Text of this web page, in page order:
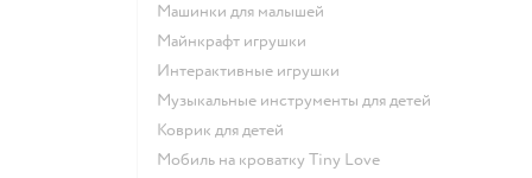
Машинки для малышей
Майнкрафт игрушки
Интерактивные игрушки
Музыкальные инструменты для детей
Коврик для детей
Мобиль на кроватку Tiny Love